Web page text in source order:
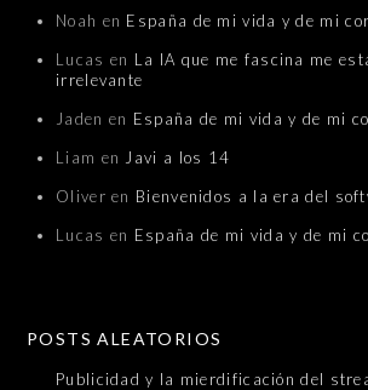
Noah en España de mi vida y de mi
Lucas en La IA que me fascina me
irrelevante
Jaden en España de mi vida y de mi
Liam en Javi a los 14
Oliver en Bienvenidos a la era del
Lucas en España de mi vida y de mi
POSTS ALEATORIOS
Publicidad y la mierdificación del